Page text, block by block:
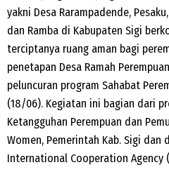
yakni Desa Rarampadende,
dan Ramba di Kabupaten Sigi
terciptanya ruang aman bagi
penetapan Desa Ramah
peluncuran program Sahabat
(18/06). Kegiatan ini bagian dari
Ketangguhan Perempuan dan
Women, Pemerintah Kab. Sigi dan
International Cooperation Agency